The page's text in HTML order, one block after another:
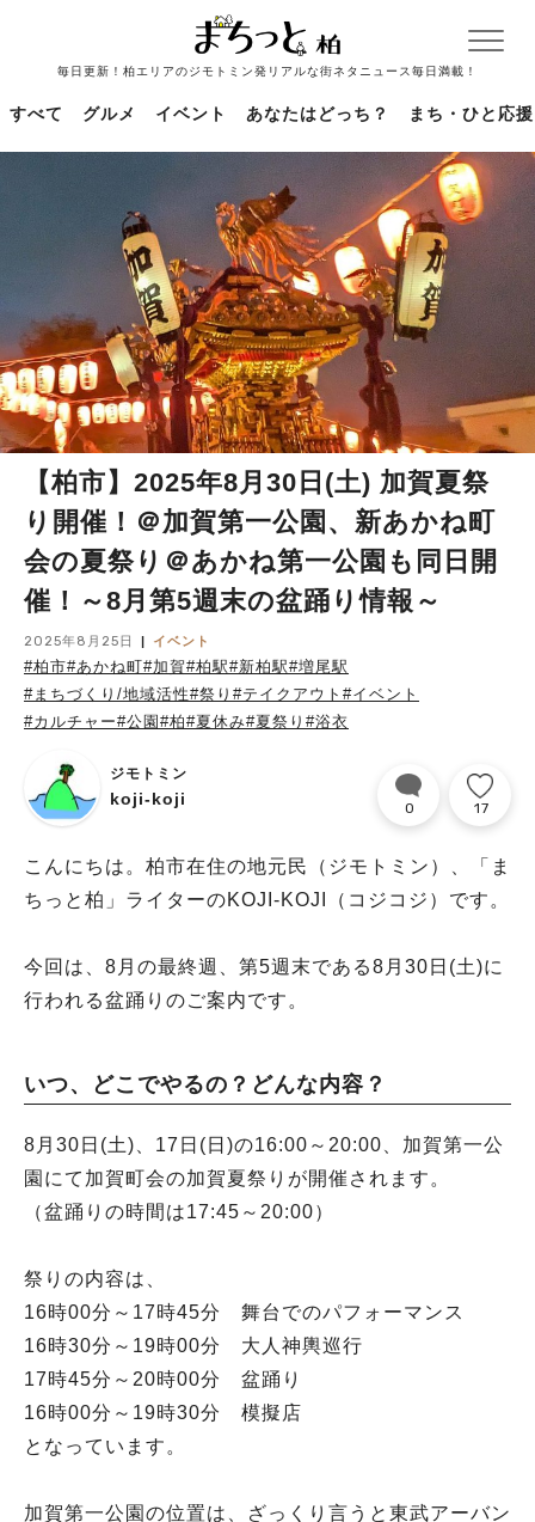
毎日更新！柏エリアのジモトミン発リアルな街ネタニュース毎日満載！
すべて グルメ イベント あなたはどっち？ まち・ひと応援
【柏市】2025年8月30日(土) 加賀夏祭
り開催！＠加賀第一公園、新あかね町
会の夏祭り＠あかね第一公園も同日開
催！～8月第5週末の盆踊り情報～
2025年8月25日 イベント
#柏市#あかね町#加賀#柏駅#新柏駅#増尾駅
#まちづくり/地域活性#祭り #テイクアウト #イベント
#カルチャー#公園 #柏#夏休み#夏祭り #浴衣
ジモトミン
koji-koji 0 17
こんにちは。柏市在住の地元民（ジモトミン）、「ま
ちっと柏」ライターのKOJI-KOJI（コジコジ）です。
今回は、8月の最終週、第5週末である8月30日(土)に
行われる盆踊りのご案内です。
いつ、どこでやるの？どんな内容？
8月30日(土)、17日(日)の16:00～20:00、加賀第一公
園にて加賀町会の加賀夏祭りが開催されます。
（盆踊りの時間は17:45～20:00）
祭りの内容は、
16時00分～17時45分 舞台でのパフォーマンス
16時30分～19時00分 大人神輿巡行
17時45分～20時00分 盆踊り
16時00分～19時30分 模擬店
となっています。
加賀第一公園の位置は、ざっくり言うと東武アーバン